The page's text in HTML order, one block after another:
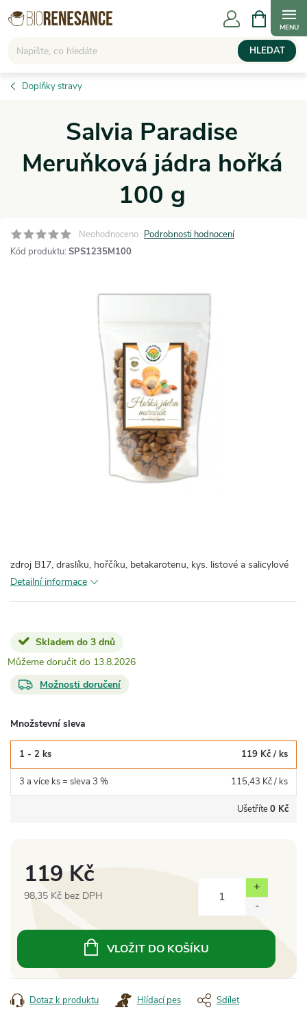
Přejít
na
HLEDAT
NÁKUPNÍ
KOŠÍK
Doplňky stravy
Salvia Paradise
Meruňková jádra hořká
100 g
Neohodnoceno Podrobnosti hodnocení
Kód produktu: SPS1235M100
zdroj B17, draslíku, hořčíku, betakarotenu, kys. listové a salicylové
Detailní informace
Skladem do 3 dnů
13.8.2026
Možnosti doručení
Množstevní sleva
1 - 2 ks 119 Kč / ks
3 a více ks = sleva 3 % 115,43 Kč/ ks
Ušetříte0 Kč
119 Kč
98,35 Kč bez DPH
cena:
VLOŽIT DO KOŠÍKU
Dotaz k produktu Hlídací pes Sdílet